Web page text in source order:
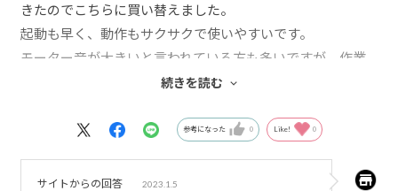
きたのでこちらに買い替えました。
起動も早く、動作もサクサクで使いやすいです。
モーター音が大きいと言われている方も多いですが、作業
環境が静かな場所で使うことがあまりないので気になりま
ただディスプレイ側の表面（閉じたときに外側を向く方）
続きを読む
参考になった 0 Like! 0
サイトからの回答 2023.1.5